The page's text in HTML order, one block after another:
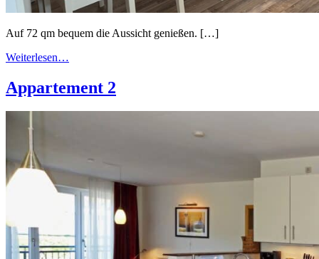
Auf 72 qm bequem die Aussicht genießen. […]
Weiterlesen…
Appartement 2